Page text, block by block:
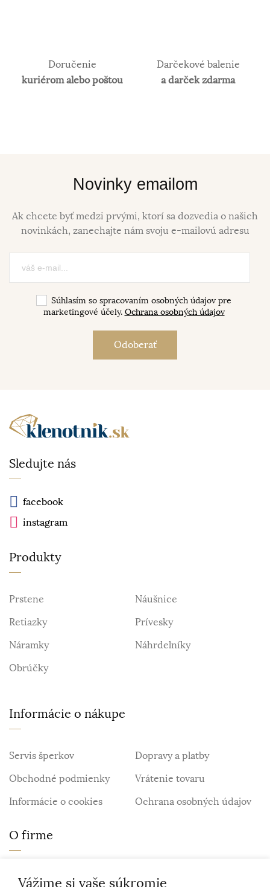
Doručenie
kuriérom alebo poštou
Darčekové balenie
a darček zdarma
Novinky emailom
Ak chcete byť medzi prvými, ktorí sa dozvedia o našich
novinkách, zanechajte nám svoju e-mailovú adresu
Súhlasím so spracovaním osobných údajov pre
marketingové účely. Ochrana osobných údajov
Sledujte nás
facebook
instagram
Produkty
Prstene
Náušnice
Retiazky
Prívesky
Náramky
Náhrdelníky
Obrúčky
Informácie o nákupe
Servis šperkov
Dopravy a platby
Obchodné podmienky
Vrátenie tovaru
Informácie o cookies
Ochrana osobných údajov
O firme
Personalizovaný šperk O nás
Vážime si vaše súkromie